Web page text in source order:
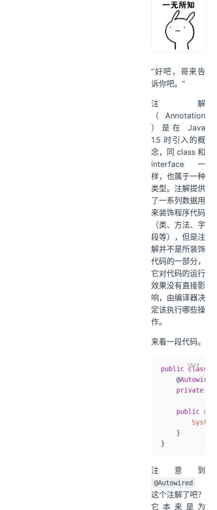
“好吧，哥来告
诉你吧。”
注解
（Annotation
）是在 Java
1.5 时引入的概
念，同 class 和
interface 一
样，也属于一种
类型。注解提供
了一系列数据用
来装饰程序代码
（类、方法、字
段等），但是注
解并不是所装饰
代码的一部分，
它对代码的运行
效果没有直接影
响，由编译器决
定该执行哪些操
作。
来看一段代码。
public class
    @
Autowired
    private
    public
        System
    }
}
注意到
@Autowired
这个注解了吧？
它本来是为